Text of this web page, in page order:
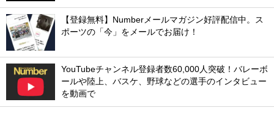
【登録無料】Numberメールマガジン好評配信中。ス
ポーツの「今」をメールでお届け！
YouTubeチャンネル登録者数60,000人突破！バレーボ
ールや陸上、バスケ、野球などの選手のインタビュー
を動画で